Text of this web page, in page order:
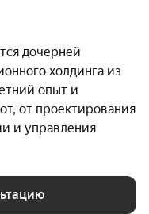
дочерней
холдинга из
опыт и
от проектирования
и управления